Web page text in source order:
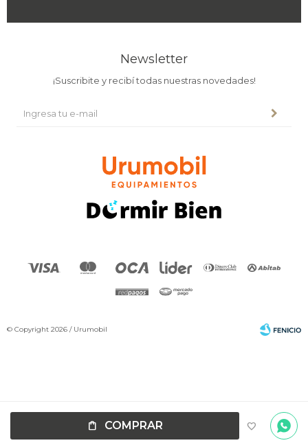
COMPRAR
consultas
no dudes
en
Newsletter
¡Suscribite y recibí todas nuestras novedades!
© Copyright 2026 / Urumobil
Fenicio